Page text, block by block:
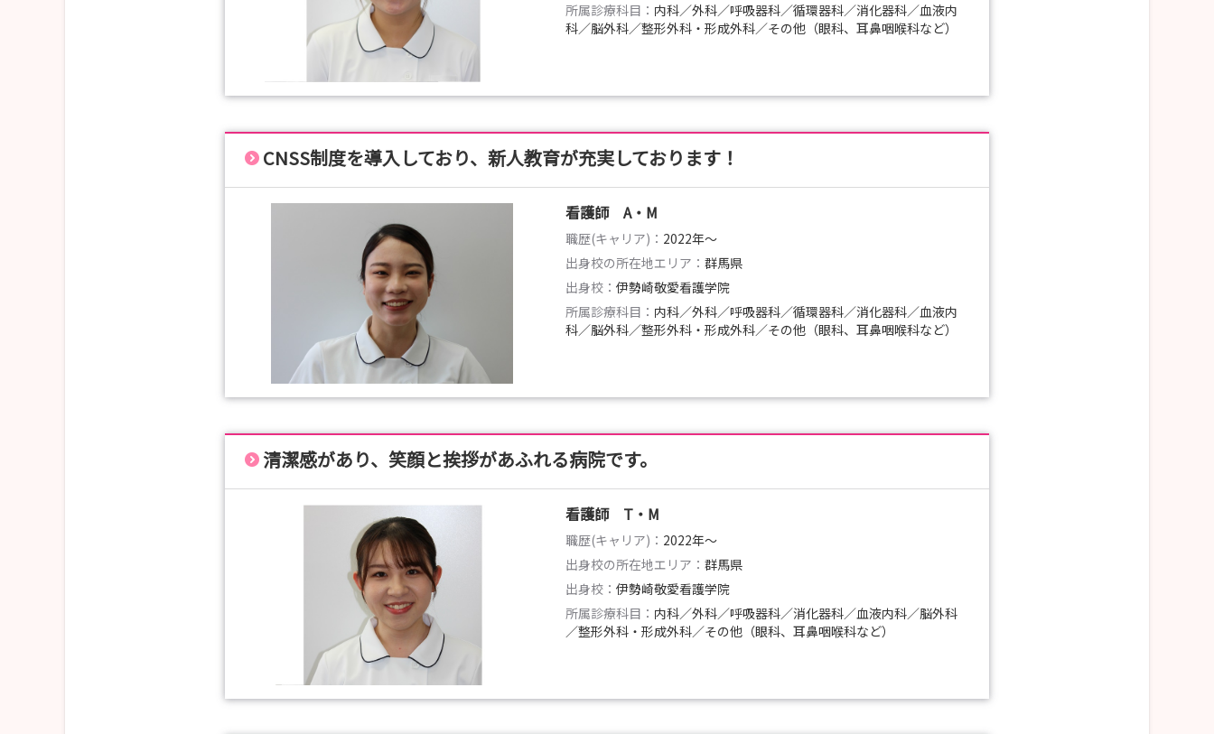
所属診療科目： 内科／外科／呼吸器科／循環器科／消化器科／血液内
科／脳外科／整形外科・形成外科／その他（眼科、耳鼻咽喉科など）
CNSS制度を導入しており、新人教育が充実しております！
看護師 A・M
職歴(キャリア)： 2022年〜
出身校の所在地エリア： 群馬県
出身校： 伊勢崎敬愛看護学院
所属診療科目： 内科／外科／呼吸器科／循環器科／消化器科／血液内
科／脳外科／整形外科・形成外科／その他（眼科、耳鼻咽喉科など）
清潔感があり、笑顔と挨拶があふれる病院です。
看護師 T・M
職歴(キャリア)： 2022年〜
出身校の所在地エリア： 群馬県
出身校： 伊勢崎敬愛看護学院
所属診療科目： 内科／外科／呼吸器科／消化器科／血液内科／脳外科
／整形外科・形成外科／その他（眼科、耳鼻咽喉科など）